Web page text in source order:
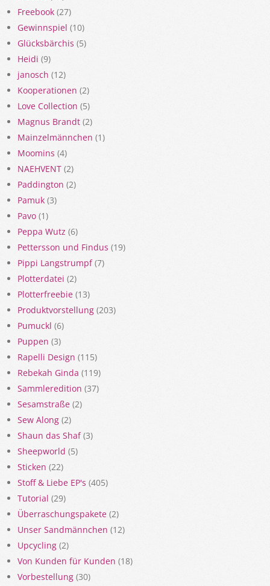
Freebook (27)
Gewinnspiel (10)
Glücksbärchis (5)
Heidi (9)
janosch (12)
Kooperationen (2)
Love Collection (5)
Magnus Brandt (2)
Mainzelmännchen (1)
Moomins (4)
NAEHVENT (2)
Paddington (2)
Pamuk (3)
Pavo (1)
Peppa Wutz (6)
Pettersson und Findus (19)
Pippi Langstrumpf(7)
Plotterdatei (2)
Plotterfreebie (13)
Produktvorstellung (203)
Pumuckl (6)
Puppen (3)
Rapelli Design (115)
Rebekah Ginda (119)
Sammleredition (37)
Sesamstraße (2)
Sew Along (2)
Shaun das Shaf(3)
Sheepworld (5)
Sticken (22)
Stoff & Liebe EP's (405)
Tutorial (29)
Überraschungspakete (2)
Unser Sandmännchen (12)
Upcycling (2)
Von Kunden für Kunden (18)
Vorbestellung (30)